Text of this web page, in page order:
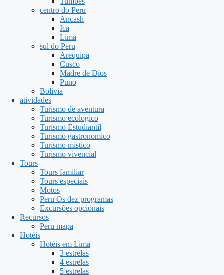
centro do Peru
Ancash
Ica
Lima
sul do Peru
Arequipa
Cusco
Madre de Dios
Puno
Bolivia
atividades
Turismo de aventura
Turismo ecologico
Turismo Estudiantil
Turismo gastronomico
Turismo mistico
Turismo vivencial
Tours
Tours familiar
Tours especiais
Motos
Peru Os dez programas
Excursões opcionais
Recursos
Peru mapa
Hotéis
Hotéis em Lima
3 estrelas
4 estrelas
5 estrelas